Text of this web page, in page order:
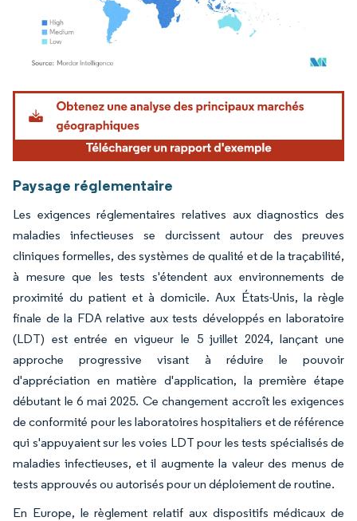
Image © Mordor Intelligence. La réutilisation nécessite une attribution sous CC BY
Paysage réglementaire
Les exigences réglementaires relatives aux diagnostics des
maladies infectieuses se durcissent autour des preuves
cliniques formelles, des systèmes de qualité et de la traçabilité,
à mesure que les tests s'étendent aux environnements de
proximité du patient et à domicile. Aux États-Unis, la règle
finale de la FDA relative aux tests développés en laboratoire
(LDT) est entrée en vigueur le 5 juillet 2024, lançant une
approche progressive visant à réduire le pouvoir
d'appréciation en matière d'application, la première étape
débutant le 6 mai 2025. Ce changement accroît les exigences
de conformité pour les laboratoires hospitaliers et de référence
qui s'appuyaient sur les voies LDT pour les tests spécialisés de
maladies infectieuses, et il augmente la valeur des menus de
tests approuvés ou autorisés pour un déploiement de routine.
En Europe, le règlement relatif aux dispositifs médicaux de